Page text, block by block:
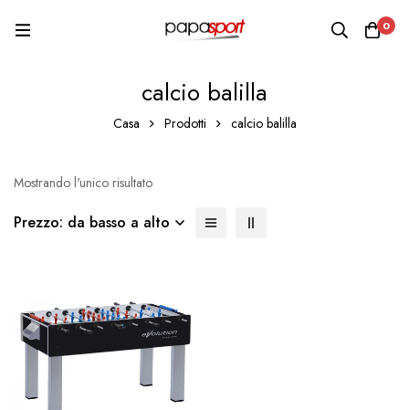
0
calcio balilla
Casa Prodotti calcio balilla
Mostrando l'unico risultato
Prezzo: da basso a alto